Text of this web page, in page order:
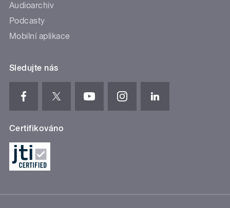
Audioarchiv
Podcasty
Mobilní aplikace
Sledujte nás
Certifikováno